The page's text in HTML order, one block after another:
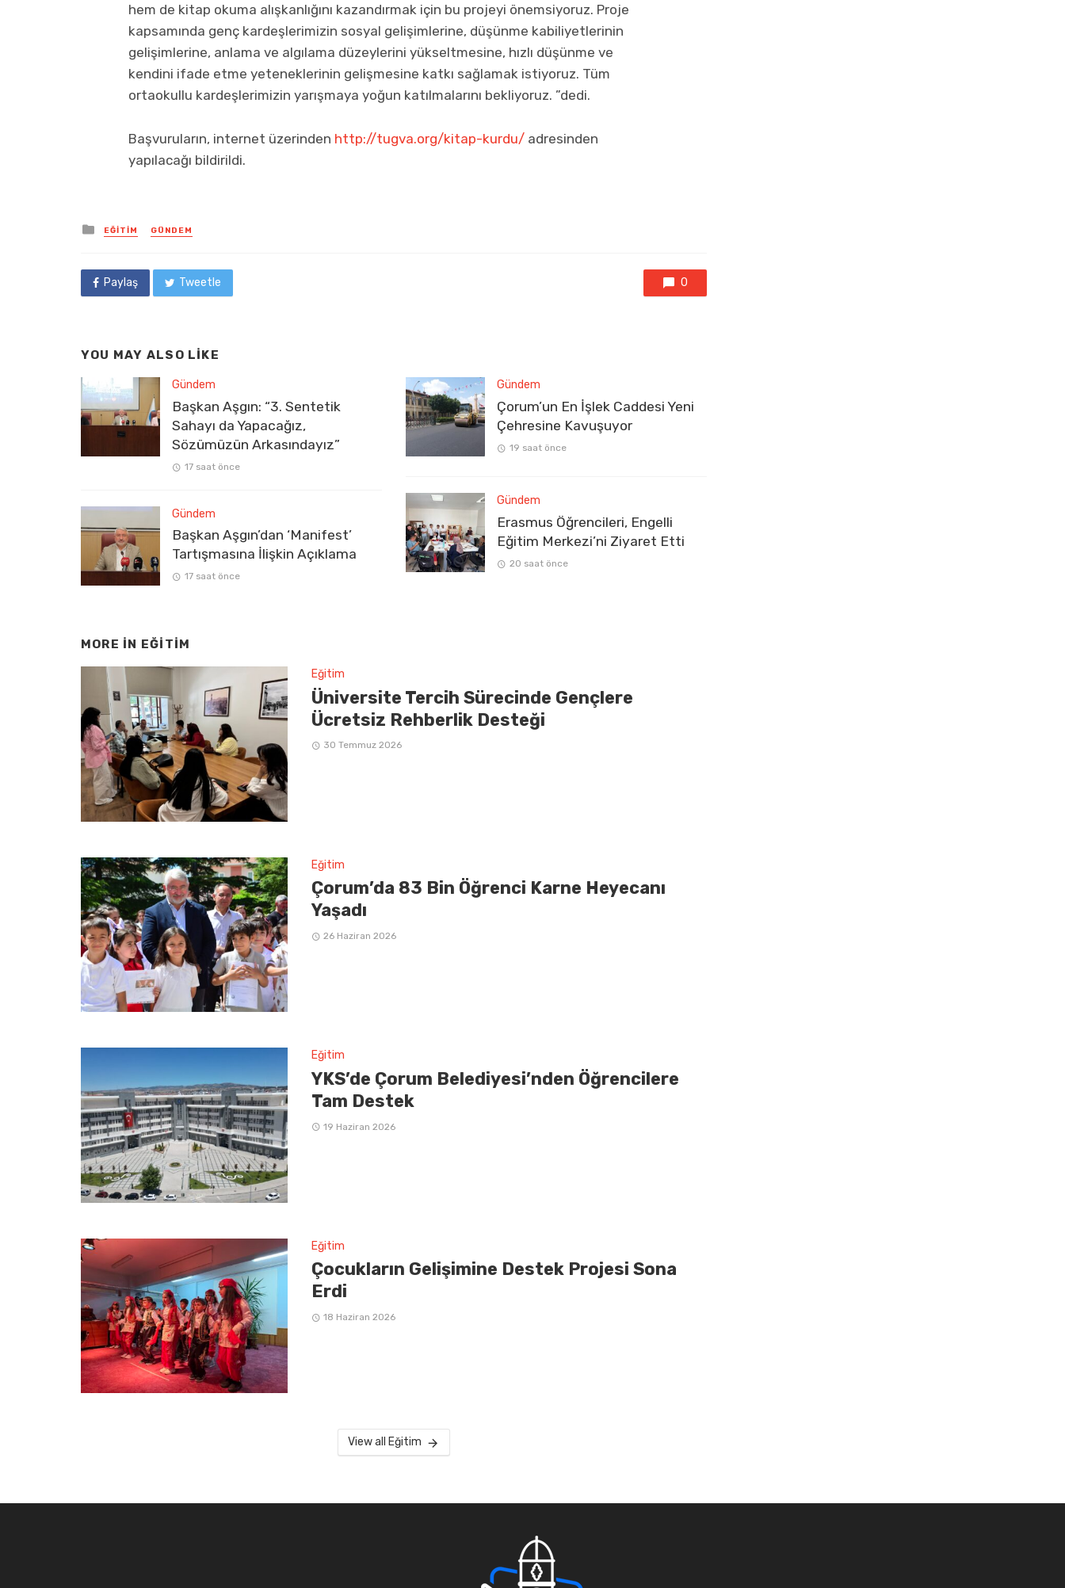
hem de kitap okuma alışkanlığını kazandırmak için bu projeyi önemsiyoruz. Proje
kapsamında genç kardeşlerimizin sosyal gelişimlerine, düşünme kabiliyetlerinin
gelişimlerine, anlama ve algılama düzeylerini yükseltmesine, hızlı düşünme ve
kendini ifade etme yeteneklerinin gelişmesine katkı sağlamak istiyoruz. Tüm
ortaokullu kardeşlerimizin yarışmaya yoğun katılmalarını bekliyoruz. ”dedi.
Başvuruların, internet üzerinden http://tugva.org/kitap-kurdu/ adresinden
yapılacağı bildirildi.
Posted
in
EĞITIM GÜNDEM
Paylaş Tweetle 0
YOU MAY ALSO LIKE
Gündem
Başkan Aşgın: “3. Sentetik
Sahayı da Yapacağız,
Sözümüzün Arkasındayız”
17 saat önce
Gündem
Başkan Aşgın’dan ‘Manifest’
Tartışmasına İlişkin Açıklama
17 saat önce
Gündem
Çorum’un En İşlek Caddesi Yeni
Çehresine Kavuşuyor
19 saat önce
Gündem
Erasmus Öğrencileri, Engelli
Eğitim Merkezi’ni Ziyaret Etti
20 saat önce
MORE IN EĞITIM
Eğitim
Üniversite Tercih Sürecinde Gençlere
Ücretsiz Rehberlik Desteği
30 Temmuz 2026
Eğitim
Çorum’da 83 Bin Öğrenci Karne Heyecanı
Yaşadı
26 Haziran 2026
Eğitim
YKS’de Çorum Belediyesi’nden Öğrencilere
Tam Destek
19 Haziran 2026
Eğitim
Çocukların Gelişimine Destek Projesi Sona
Erdi
18 Haziran 2026
View all Eğitim